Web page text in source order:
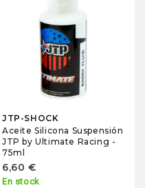
JTP-SHOCK
Aceite Silicona Suspensión
JTP by Ultimate Racing -
75ml
6,60 €
En stock